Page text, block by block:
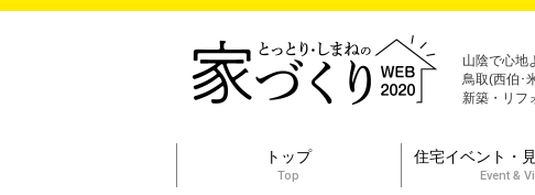
山陰で心地
鳥取(西伯･
新築・リフ
トップ
Top
住宅イベント・
Event &